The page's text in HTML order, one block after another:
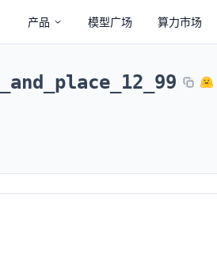
产品 模型广场 算力市场